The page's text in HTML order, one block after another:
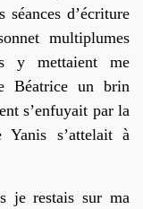
d’écriture
multiplumes
y mettaient me
Béatrice un brin
s’enfuyait par la
Yanis s’attelait à
je restais sur ma